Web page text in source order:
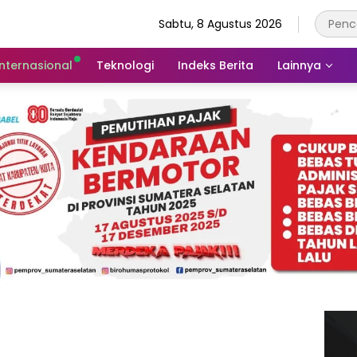
Sabtu, 8 Agustus 2026
Teknologi Indeks Berita Lainnya